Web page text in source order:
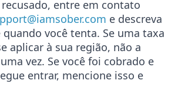
entre em contato
e descreva
você tenta. Se uma taxa
aplicar à sua região, não a
vez. Se você foi cobrado e
entrar, mencione isso e